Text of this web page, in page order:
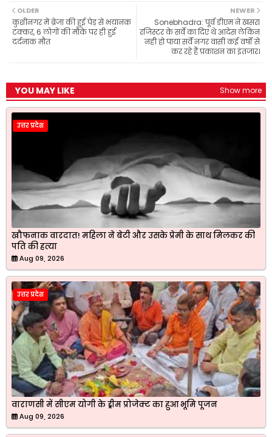
b
o
o
k
A
p
p
r
a
m
e
r
NEWER
Sonebhadra: पूर्व डीएम ने खसरा
रजिस्टर के सर्वे का दिए थे आदेस लेकिन
नही हो पाया सर्वे नगर वासी कई वर्षों से
कर रहे हैं प्रकाशन का इंतजार।
OLDER
कुशीनगर में ब्रेजा की हुई पेड़ से भयानक
टक्कर, 6 लोगों की मौके पर ही हुई
दर्दनाक मौत
YOU MAY LIKE Show more
उत्तर प्रदेश
खौफनाक वारदात! महिला ने बेटी और उसके प्रेमी के साथ मिलकर की
पति की हत्या
Aug 09, 2026
उत्तर प्रदेश
वाराणसी में सीएम योगी के ड्रीम प्रोजेक्ट का हुआ भूमि पूजन
Aug 09, 2026